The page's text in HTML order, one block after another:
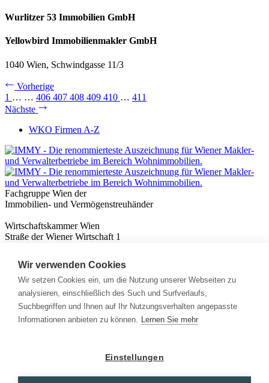
Wurlitzer 53 Immobilien GmbH
Yellowbird Immobilienmakler GmbH
1040 Wien, Schwindgasse 11/3
Vorherige
1 … … 406 407 408 409 410 … 411
Nächste
WKO Firmen A-Z
Fachgruppe Wien der
Immobilien- und Vermögenstreuhänder
Wirtschaftskammer Wien
Straße der Wiener Wirtschaft 1
Nützliches
Immobilienwissen
Formulare & Rechner
Expert:innen
Info
Wir verwenden Cookies
Wir setzen Cookies ein, um die Nutzung unserer Webseiten zu
analysieren, einschließlich des Such und Surfverlaufs,
Suchbegriffen und Ihnen auf Ihr Nutzungsverhalten angepasste
Informationen anbieten zu können. Lernen Sie mehr
Einstellungen